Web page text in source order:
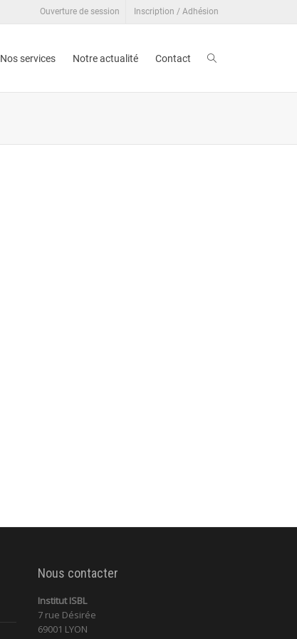
Ouverture de session Inscription / Adhésion
Nos services Notre actualité Contact
Nous contacter
Institut ISBL
7 rue Désirée
69001 LYON